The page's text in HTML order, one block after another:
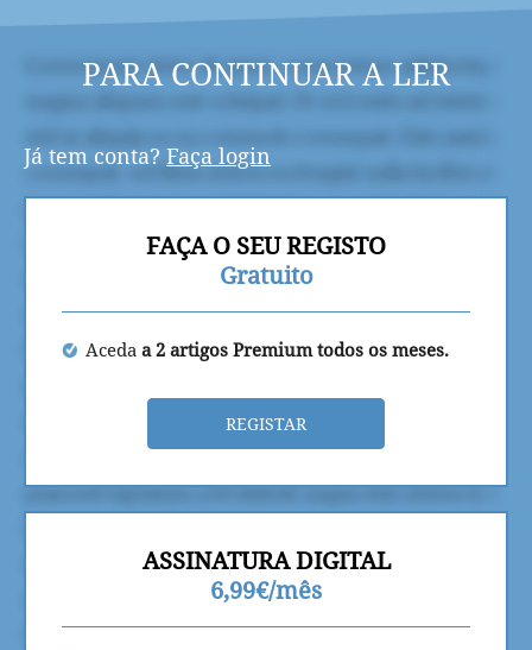
PARA CONTINUAR A LER
Já tem conta? Faça login
FAÇA O SEU REGISTO
Gratuito
Aceda a 2 artigos Premium todos os meses.
REGISTAR
ASSINATURA DIGITAL
6,99€/mês